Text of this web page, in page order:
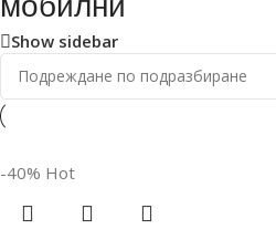
Show sidebar
-40% Hot